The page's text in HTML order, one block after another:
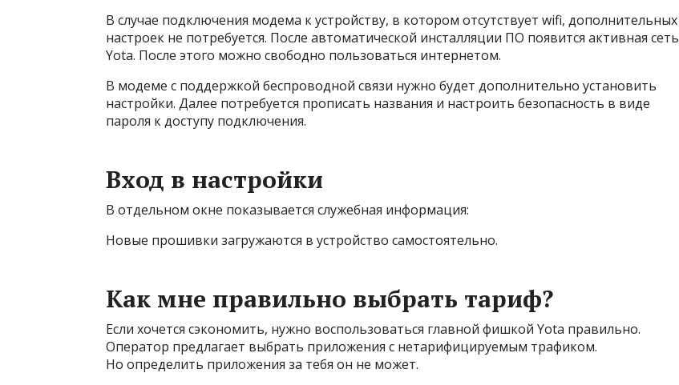
В случае подключения модема к устройству, в котором отсутствует wifi, дополнительных
настроек не потребуется. После автоматической инсталляции ПО появится активная сеть
Yota. После этого можно свободно пользоваться интернетом.
В модеме с поддержкой беспроводной связи нужно будет дополнительно установить
настройки. Далее потребуется прописать названия и настроить безопасность в виде
пароля к доступу подключения.
Вход в настройки
В отдельном окне показывается служебная информация:
Новые прошивки загружаются в устройство самостоятельно.
Как мне правильно выбрать тариф?
Если хочется сэкономить, нужно воспользоваться главной фишкой Yota правильно.
Оператор предлагает выбрать приложения с нетарифицируемым трафиком.
Но определить приложения за тебя он не может.